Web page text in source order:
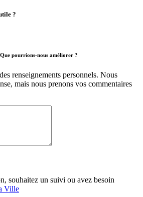
?
pourrions-nous améliorer ?
renseignements personnels. Nous
mais nous prenons vos commentaires
souhaitez un suivi ou avez besoin
Ville